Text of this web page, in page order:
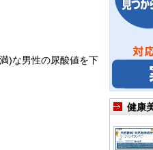
)な男性の尿酸値を下
健康